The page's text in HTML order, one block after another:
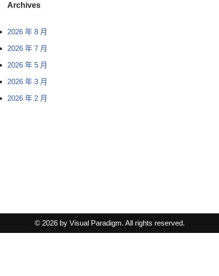
Archives
2026 年 8 月
2026 年 7 月
2026 年 5 月
2026 年 3 月
2026 年 2 月
© 2026 by Visual Paradigm. All rights reserved.